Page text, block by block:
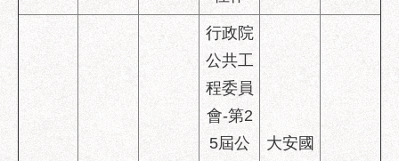
行政院
公共工
程委員
會-第2
5屆公
大安國